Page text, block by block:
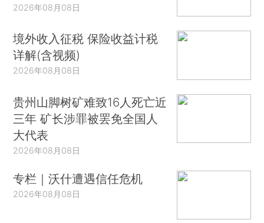
2026年08月08日
境外收入征税 保险收益计税
详解(含视频)
2026年08月08日
贵州山脚树矿难致16人死亡近
三年 矿长涉罪被罢免全国人
大代表
2026年08月08日
专栏｜沃什遭遇信任危机
2026年08月08日